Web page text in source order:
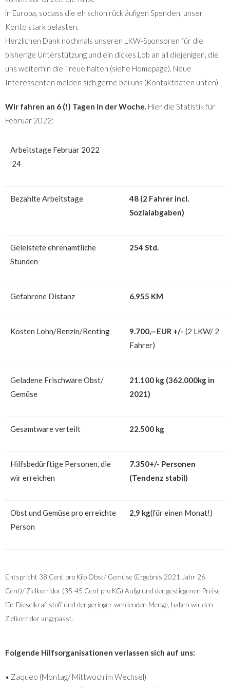
in Europa, sodass die eh schon rückläufigen Spenden, unser
Konto stark belasten.
Herzlichen Dank nochmals unseren LKW-Sponsoren für die
bisherige Unterstützung und ein dickes Lob an all diejenigen, die
uns weiterhin die Treue halten (siehe Homepage). Neue
Interessenten melden sich gerne bei uns (Kontaktdaten unten).
Wir fahren an 6 (!) Tagen in der Woche. Hier die Statistik für
Februar 2022:
Arbeitstage Februar 2022
24
Bezahlte Arbeitstage
48 (2 Fahrer incl.
Sozialabgaben)
Geleistete ehrenamtliche
Stunden
254 Std.
Gefahrene Distanz 6.955 KM
Kosten Lohn/Benzin/Renting 9.700,—EUR +/- (2 LKW/ 2
Fahrer)
Geladene Frischware Obst/
Gemüse
21.100 kg (362.000kg in
2021)
Gesamtware verteilt 22.500 kg
Hilfsbedürftige Personen, die
wir erreichen
7.350+/- Personen
(Tendenz stabil)
Obst und Gemüse pro erreichte
Person
2,9 kg(für einen Monat!)
Entspricht 38 Cent pro Kilo Obst/ Gemüse (Ergebnis 2021 Jahr 26
Cent)/ Zielkorridor (35-45 Cent pro KG) Aufgrund der gestiegenen Preise
für Dieselkraftstoff und der geringer werdenden Menge, haben wir den
Zielkorridor angepasst.
Folgende Hilfsorganisationen verlassen sich auf uns:
• Zaqueo (Montag/ Mittwoch im Wechsel)